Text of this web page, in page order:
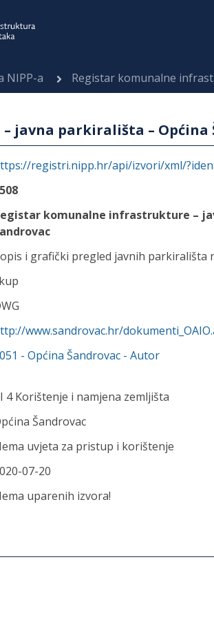
NIPP-a Registar komunalne
javna parkirališta – Općina
registri.nipp.hr/api/izvori/xml/
komunalne infrastrukture –
i grafički pregled javnih parkirališta
www.sandrovac.hr/
- Općina Šandrovac - Autor
4 Korištenje i namjena zemljišta
Šandrovac
uvjeta za pristup i korištenje
07-20
uparenih izvora!